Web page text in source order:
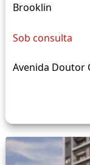
Brooklin
Sob consulta
Avenida Doutor